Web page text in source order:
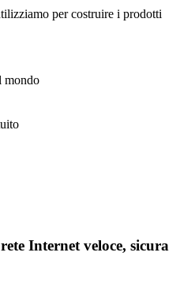
per costruire i prodotti
mondo
Internet veloce, sicura